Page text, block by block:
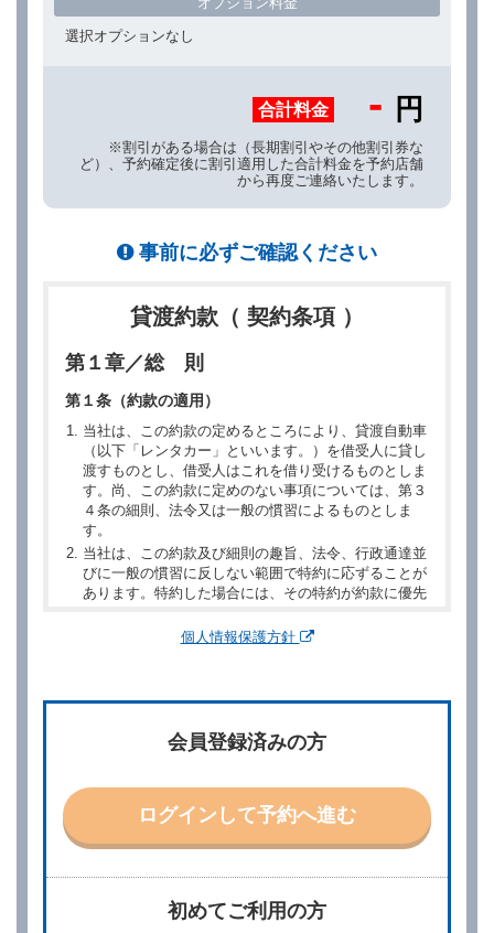
選択オプションなし
合計料金 - 円
※割引がある場合は（長期割引やその他割引券な
ど）、予約確定後に割引適用した合計料金を予約店舗
から再度ご連絡いたします。
事前に必ずご確認ください
貸渡約款（ 契約条項 ）
第１章／総 則
第１条（約款の適用）
当社は、この約款の定めるところにより、貸渡自動車
（以下「レンタカー」といいます。）を借受人に貸し
渡すものとし、借受人はこれを借り受けるものとしま
す。尚、この約款に定めのない事項については、第３
４条の細則、法令又は一般の慣習によるものとしま
す。
当社は、この約款及び細則の趣旨、法令、行政通達並
びに一般の慣習に反しない範囲で特約に応ずることが
あります。特約した場合には、その特約が約款に優先
別に定める料金表等に同意のうえ、別に定める方法に
他の借受条件（以下「借受条件」といいます。）を明
示して予約の申込みを行うことができます。なお、当
社は、電話連絡並びに電子メールによる予約に応じま
責任を負わないものとします。
当社は、借受人から予約の申込みがあったときは、原
則として、当社の保有するレンタカーの範囲内で予約
個人情報保護方針
初めてご利用の方
会員登録済みの方
ログインして予約へ進む